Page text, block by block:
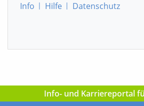
Info | Hilfe | Datenschutz
Info- und Karriereportal